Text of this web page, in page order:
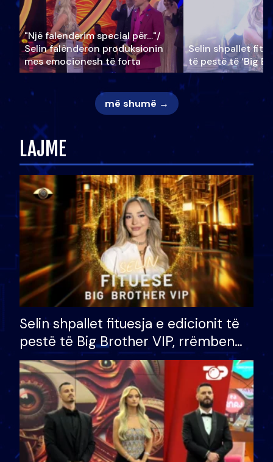
"Një falenderim special për…"/
Selin falënderon produksionin
mes emocionesh të forta
Selin shpallet
të pestë të ‘Big
më shumë →
LAJME
Selin shpallet fituesja e edicionit të
pestë të Big Brother VIP, rrëmben
çmimin e madh prej 100 mijë eurosh